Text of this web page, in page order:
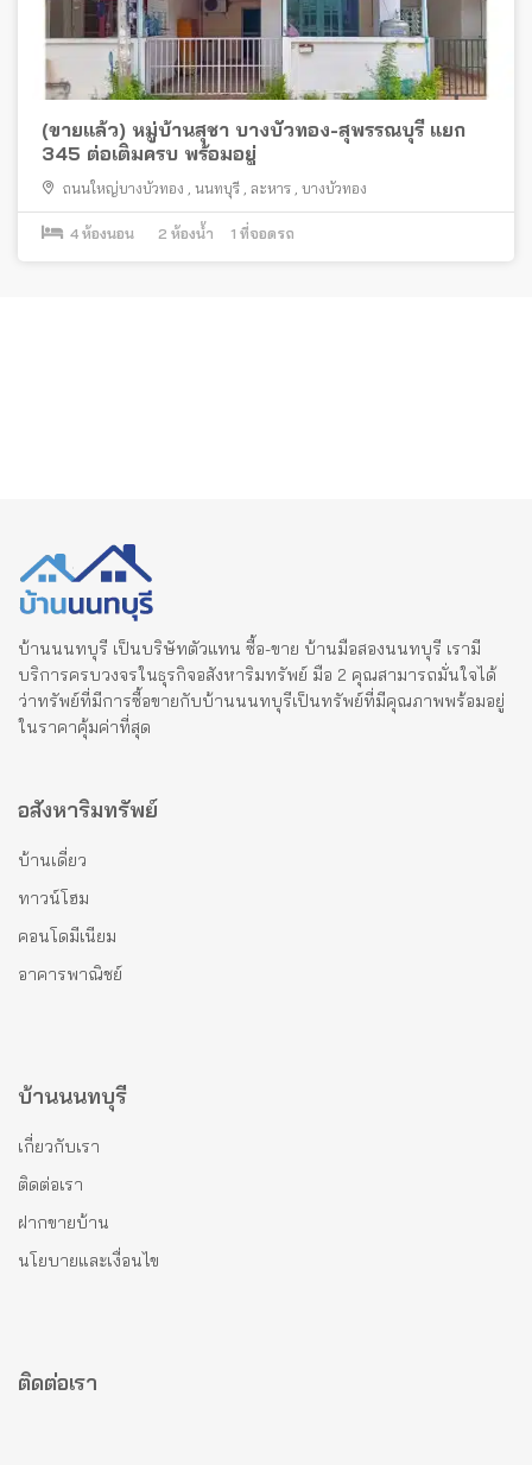
(ขายแล้ว) หมู่บ้านสุชา บางบัวทอง-สุพรรณบุรี แยก
345 ต่อเติมครบ พร้อมอยู่
ถนนใหญ่บางบัวทอง นนทบุรี ละหาร บางบัวทอง
4 ห้องนอน 2 ห้องน้ำ 1 ที่จอดรถ
บ้านนนทบุรี เป็นบริษัทตัวแทน ซื้อ-ขาย บ้านมือสองนนทบุรี เรามี
บริการครบวงจรในธุรกิจอสังหาริมทรัพย์ มือ 2 คุณสามารถมั่นใจได้
ว่าทรัพย์ที่มีการซื้อขายกับบ้านนนทบุรีเป็นทรัพย์ที่มีคุณภาพพร้อมอยู่
ในราคาคุ้มค่าที่สุด
อสังหาริมทรัพย์
บ้านเดี่ยว
ทาวน์โฮม
คอนโดมีเนียม
อาคารพาณิชย์
บ้านนนทบุรี
เกี่ยวกับเรา
ติดต่อเรา
ฝากขายบ้าน
นโยบายและเงื่อนไข
ติดต่อเรา